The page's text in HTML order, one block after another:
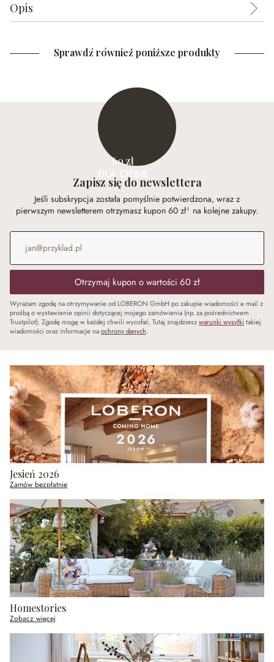
Opis
Sprawdź również poniższe produkty
60 zł
DLA CIEBIE
Zapisz się do newslettera
Jeśli subskrypcja została pomyślnie potwierdzona, wraz z
pierwszym newsletterem otrzymasz kupon 60 zł¹ na kolejne zakupy.
Adres e-mail
Otrzymaj kupon o wartości 60 zł
Wyrażam zgodę na otrzymywanie od LOBERON GmbH po zakupie wiadomości e mail z
prośbą o wystawienie opinii dotyczącej mojego zamówienia (np. za pośrednictwem
Trustpilot). Zgodę mogę w każdej chwili wycofać. Tutaj znajdzieszwarunki wysyłki takiej
wiadomości oraz informacje naochrony danych.
Jesień 2026
Zamów bezpłatnie
Homestories
Zobacz więcej